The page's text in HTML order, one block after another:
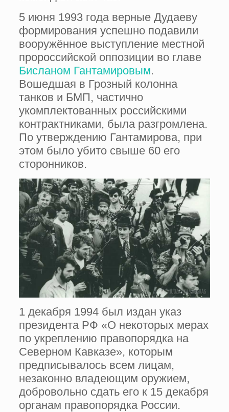
5 июня 1993 года верные Дудаеву
формирования успешно подавили
вооружённое выступление местной
пророссийской оппозиции во главе
Бисланом Гантамировым.
Вошедшая в Грозный колонна
танков и БМП, частично
укомплектованных российскими
контрактниками, была разгромлена.
По утверждению Гантамирова, при
этом было убито свыше 60 его
сторонников.
1 декабря 1994 был издан указ
президента РФ «О некоторых мерах
по укреплению правопорядка на
Северном Кавказе», которым
предписывалось всем лицам,
незаконно владеющим оружием,
добровольно сдать его к 15 декабря
органам правопорядка России.